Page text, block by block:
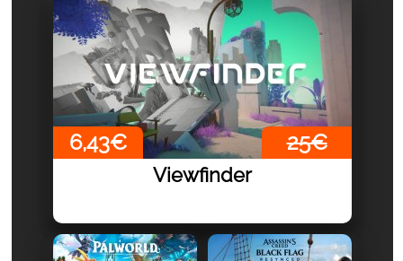
6,43€ 25€
Viewfinder